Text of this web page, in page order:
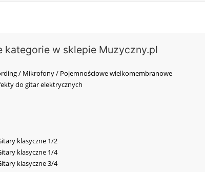
kategorie w sklepie Muzyczny.pl
/ Mikrofony / Pojemnościowe wielkomembranowe
do gitar elektrycznych
klasyczne 1/2
klasyczne 1/4
klasyczne 3/4